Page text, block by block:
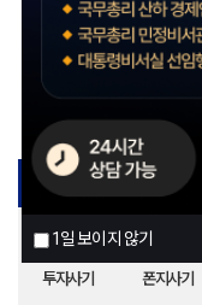
1일 보이지 않기
보이스피싱 대포통장/폰
피싱피해 피싱공범
투자사기 폰지사기